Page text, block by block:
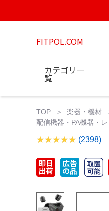
FITPOL.COM
カテゴリ一
覧
TOP 楽器・機材
配信機器・PA機器・
(2398)